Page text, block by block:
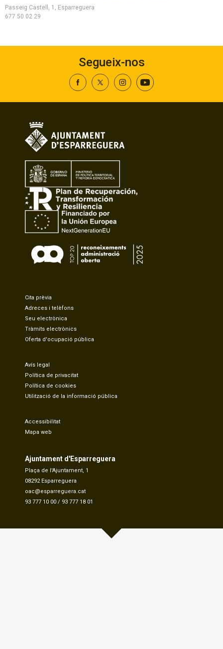
Passeig Castell, 1, Esparreguera
677 50 02 29
Segueix-nos
Cita prèvia
Adreces i telèfons
Seu electrònica
Tràmits electrònics
Oferta d'ocupació pública
Avís legal
Política de privacitat
Política de cookies
Utilització de la informació pública
Accessibilitat
Mapa web
Ajuntament d'Esparreguera
Plaça de l'Ajuntament, 1
08292 Esparreguera
oac@esparreguera.cat
93 777 10 00 / 93 777 18 01